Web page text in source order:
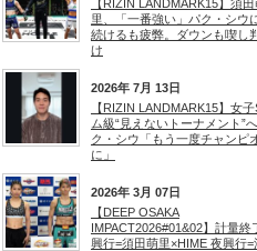
【RIZIN LANDMARK15】須
里、「一番強い」パク・シウ
続けるも疲弊。ダウンも喫し
け
2026年 7月 13日
【RIZIN LANDMARK15】女子
ム級“見えないトーナメント”
ク・シウ「もう一度チャンピ
に」
2026年 3月 07日
【DEEP OSAKA
IMPACT2026#01&02】計量終
興行=須田萌里×HIME 夜興行=